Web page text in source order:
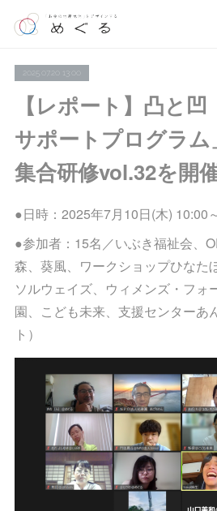
2025.07.20 13:00
【レポート】凸と
サポートプログラム
集合研修vol.32を開
●日時：2025年7月10日(木) 10:00
●参加者：15名／いぶき福祉会、
森、葵風、ワークショップひなた
ソルウェイズ、ウィメンズ・フォ
園、こども未来、支援センターあ
ト）